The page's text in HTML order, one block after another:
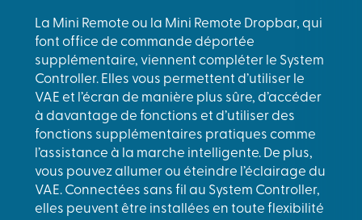
La Mini Remote ou la Mini Remote Dropbar, qui
font office de commande déportée
supplémentaire, viennent compléter le System
Controller. Elles vous permettent d’utiliser le
VAE et l’écran de manière plus sûre, d’accéder
à davantage de fonctions et d’utiliser des
fonctions supplémentaires pratiques comme
l’assistance à la marche intelligente. De plus,
vous pouvez allumer ou éteindre l’éclairage du
VAE. Connectées sans fil au System Controller,
elles peuvent être installées en toute flexibilité